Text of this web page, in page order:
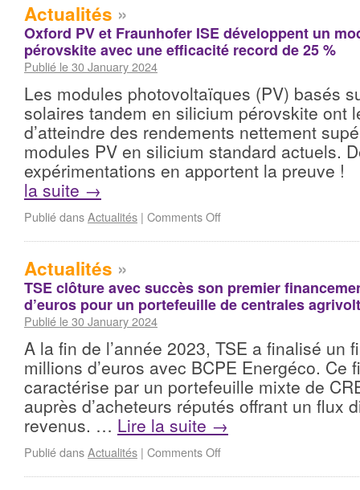
Actualités »
Oxford PV et Fraunhofer ISE développent un
pérovskite avec une efficacité record de 25 %
Publié le 30 January 2024
Les modules photovoltaïques (PV) basés
solaires tandem en silicium pérovskite ont
d’atteindre des rendements nettement
modules PV en silicium standard actuels.
expérimentations en apportent la preuve
la suite →
Publié dansActualités | Comments Off
Actualités »
TSE clôture avec succès son premier
d’euros pour un portefeuille de centrales
Publié le 30 January 2024
A la fin de l’année 2023, TSE a finalisé un
millions d’euros avec BCPE Energéco. Ce
caractérise par un portefeuille mixte de
auprès d’acheteurs réputés offrant un flux
revenus. … Lire la suite →
Publié dansActualités | Comments Off